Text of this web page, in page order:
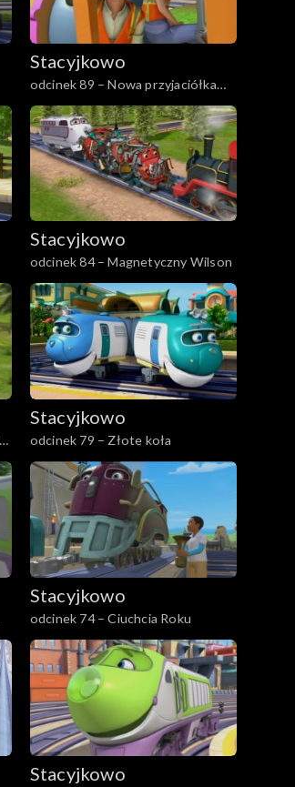
Stacyjkowo
odcinek 89 – Nowa przyjaciółka
Nutki
Stacyjkowo
odcinek 84 – Magnetyczny Wilson
Stacyjkowo
odcinek 79 – Złote koła
Stacyjkowo
odcinek 74 – Ciuchcia Roku
Stacyjkowo